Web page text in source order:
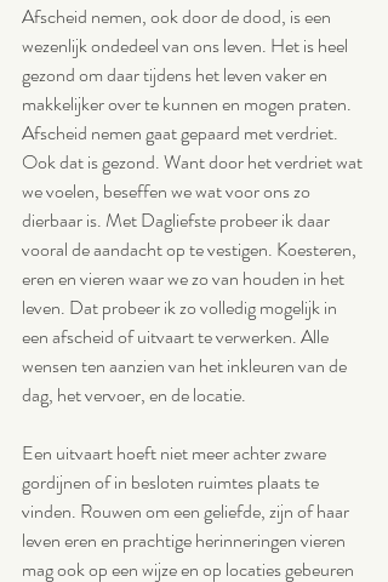
Afscheid nemen, ook door de dood, is een
wezenlijk ondedeel van ons leven. Het is heel
gezond om daar tijdens het leven vaker en
makkelijker over te kunnen en mogen praten.
Afscheid nemen gaat gepaard met verdriet.
Ook dat is gezond. Want door het verdriet wat
we voelen, beseffen we wat voor ons zo
dierbaar is. Met Dagliefste probeer ik daar
vooral de aandacht op te vestigen. Koesteren,
eren en vieren waar we zo van houden in het
leven. Dat probeer ik zo volledig mogelijk in
een afscheid of uitvaart te verwerken. Alle
wensen ten aanzien van het inkleuren van de
dag, het vervoer, en de locatie.
Een uitvaart hoeft niet meer achter zware
gordijnen of in besloten ruimtes plaats te
vinden. Rouwen om een geliefde, zijn of haar
leven eren en prachtige herinneringen vieren
mag ook op een wijze en op locaties gebeuren